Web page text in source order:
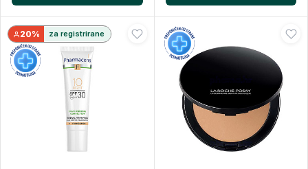
20% za registrirane